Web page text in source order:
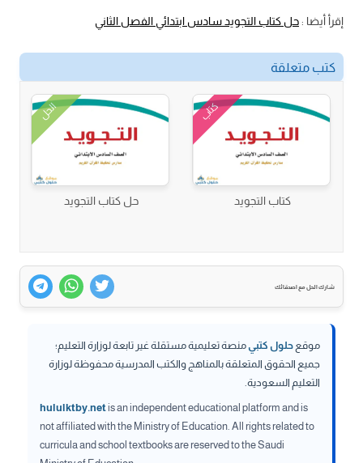
إقرأ أيضا :حل كتاب التجويد سادس ابتدائي الفصل الثاني
كتب متعلقة
كتاب
كتاب التجويد
الحل
حل كتاب التجويد
شارك الحل مع اصدقائك
موقع حلول كتبيمنصة تعليمية مستقلة غير تابعة لوزارة التعليم؛
جميع الحقوق المتعلقة بالمناهج والكتب المدرسية محفوظة لوزارة
التعليم السعودية.
hululktby.netis an independent educational platform and is
not affiliated with the Ministry of Education. All rights related to
curricula and school textbooks are reserved to the Saudi